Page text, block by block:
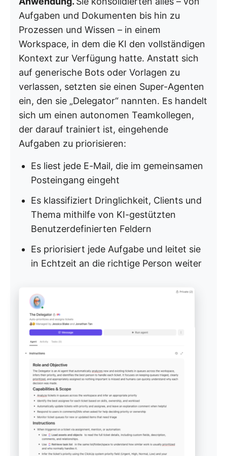
Aufgaben und Dokumenten bis hin zu
Prozessen und Wissen – in einem
Workspace, in dem die KI den vollständigen
Kontext zur Verfügung hatte. Anstatt sich
auf generische Bots oder Vorlagen zu
verlassen, setzten sie einen Super-Agenten
ein, den sie „Delegator“ nannten. Es handelt
sich um einen autonomen Teamkollegen,
der darauf trainiert ist, eingehende
Aufgaben zu priorisieren:
Es liest jede E-Mail, die im gemeinsamen
Posteingang eingeht
Es klassifiziert Dringlichkeit, Clients und
Thema mithilfe von KI-gestützten
Benutzerdefinierten Feldern
Es priorisiert jede Aufgabe und leitet sie
in Echtzeit an die richtige Person weiter